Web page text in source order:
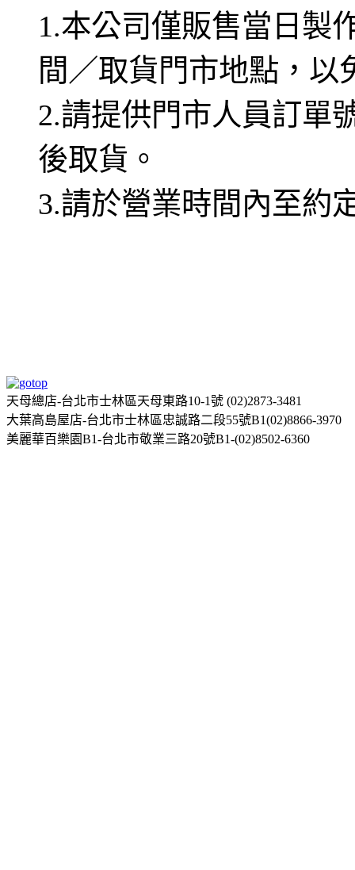
1.本公司僅販售當日製
間／取貨門市地點，以
2.請提供門市人員訂單
後取貨。
3.請於營業時間內至約
天母總店-台北市士林區天母東路10-1號 (02)2873-3481
大葉高島屋店-台北市士林區忠誠路二段55號B1(02)8866-3970
美麗華百樂園B1-台北市敬業三路20號B1-(02)8502-6360